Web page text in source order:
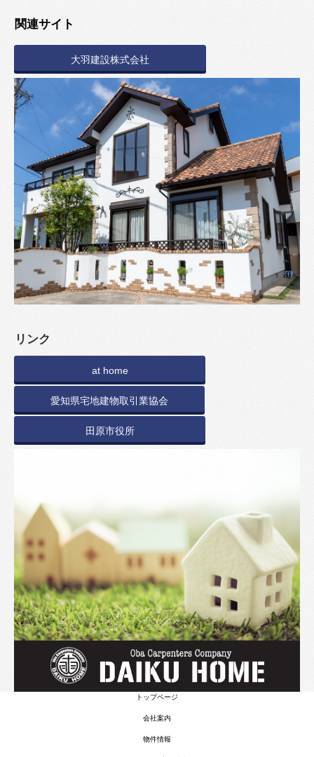
関連サイト
大羽建設株式会社
リンク
at home
愛知県宅地建物取引業協会
田原市役所
トップページ
会社案内
物件情報